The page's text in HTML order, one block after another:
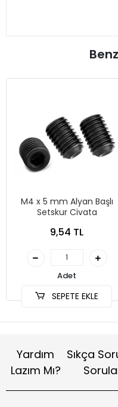
M4 x 5 mm Alyan Başlı
Setskur Civata
9,54 TL
Adet
SEPETE EKLE
Yardım
Lazım Mı?
Sıkça